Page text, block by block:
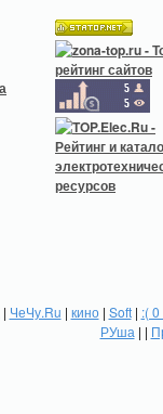
| ЧеЧу.Ru | кино| Soft| :(
РУша | |